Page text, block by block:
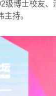
级博士校友、
持。